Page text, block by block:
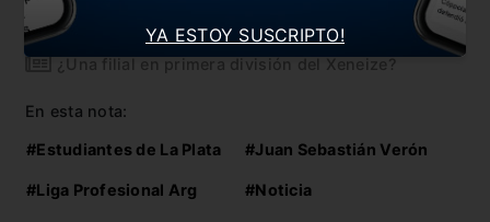
“No podemos esperar más para volver a entrenar”
¿Una filial en primera división del Xeneize?
En esta nota:
#Estudiantes de La Plata #Juan Sebastián Verón
#Liga Profesional Arg #Noticia
YA ESTOY SUSCRIPTO!